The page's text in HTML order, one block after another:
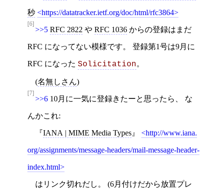
秒 https://datatracker.ietf.org/doc/html/rfc3864
[6]
>>5 RFC 2822 や RFC 1036 からの登録はまだ
RFC になってない模様です。 登録第1号は9月に
RFC になった Solicitation。
(名無しさん)
[7]
>>6 10月に一気に登録きたーと思ったら、 な
んかこれ:
IANA | MIME Media Types http://www.iana.
org/assignments/message-headers/mail-message-header-
index.html
はリンク切れだし。 (6月付けだから放置プレ